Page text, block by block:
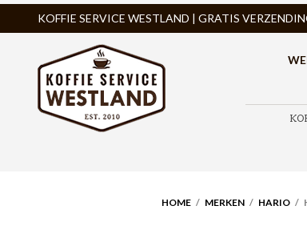
KOFFIE SERVICE WESTLAND | GRATIS
HOME / MERKEN / HARIO /